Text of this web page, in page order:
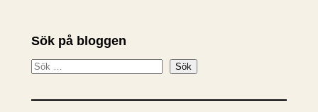
Sök på bloggen
S
k
Sök